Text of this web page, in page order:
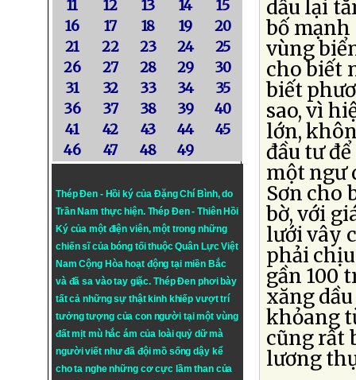
11 12 13 14
15
16
17 18 19
20
21
22 23 24
25
26
27 28 29
30
31
32 33 34
35
36
37 38 39
40
41
42 43 44
45
46
47 48 49
Thép Đen - Hồi ký của Đặng Chí Bình, do
Trần Nam thực hiện. Thép Đen- Thiên Hồi
Ký của một điện viên, một trong những
chiến sĩ của bóng tối thuộc Quân Lực Việt
Nam Cộng Hòa hoạt động tại miền Bắc
và đã sa vào tay giặc. Thép Đen phơi bày
tất cả những sự thật kinh khiếp vượt trí
tưởng tượng của con người tại một vùng
đất mịt mù hắc ám của loài quỷ dữ mà
người viết như đã đội mồ sống dậy kể
cho ta nghe những cơ cực lầm than của
dầu lại
bố mạnh
vùng
cho biết
biết
sao, vì
lớn,
đầu tư
một ngư
Sơn cho
bờ, với
lưới vây
phải
gần 100
xăng
khỏang
cũng rất
lương